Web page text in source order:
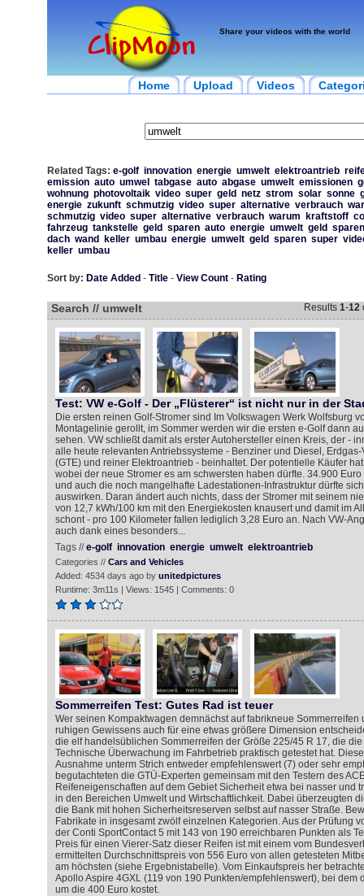
Share your videos with the world
Home Upload Videos
Related Tags: e-golf innovation energie umwelt elektroantrieb
emission auto umwel tabgase auto abgase umwelt emissionen
wohnung photovoltaik video super geld netz strom solar sonne
energie zukunft schmutzig video super alternative verbrauch
schmutzig video super alternative verbrauch warum kraftstoff
fahrzeug tankstelle geld sparen auto energie umwelt geld sparen
dach wand keller umbau energie umwelt geld sparen super
keller umbau
Sort by: Date Added - Title- View Count- Rating
Search // umwelt Results 1-12
Test: VW e-Golf - Der „Flüsterer“ ist nicht nur in der
Die ersten reinen Golf-Stromer sind Im Volkswagen Werk Wolfsburg
Montagelinie gerollt, im Sommer werden wir die ersten e-Golf dann
sehen. VW schließt damit als erster Autohersteller einen Kreis, der -
alle heute relevanten Antriebssysteme - Benziner und Diesel,
(GTE) und reiner Elektroantrieb - beinhaltet. Der potentielle Käufer
wobei der neue Stromer es am schwersten haben dürfte. 34.900
und auch die noch mangelhafte Ladestationen-Infrastruktur dürfte
auswirken. Daran ändert auch nichts, dass der Stromer mit seinem
von 12,7 kWh/100 km mit den Energiekosten knausert und damit im
schont - pro 100 Kilometer fallen lediglich 3,28 Euro an. Nach VW-
auch dank eines besonders...
Tags //e-golf innovation energie umwelt elektroantrieb
Categories // Cars and Vehicles
Added: 4534 days ago by unitedpictures
Runtime: 3m11s | Views: 1545 | Comments: 0
Sommerreifen Test: Gutes Rad ist teuer
Wer seinen Kompaktwagen demnächst auf fabrikneue Sommerreifen
ruhigen Gewissens auch für eine etwas größere Dimension
die elf handelsüblichen Sommerreifen der Größe 225/45 R 17, die die
Technische Überwachung im Fahrbetrieb praktisch getestet hat.
Ausnahme unterm Strich entweder empfehlenswert (7) oder sehr
begutachteten die GTÜ-Experten gemeinsam mit den Testern des
Reifeneigenschaften auf dem Gebiet Sicherheit etwa bei nasser und
in den Bereichen Umwelt und Wirtschaftlichkeit. Dabei überzeugten
die Bank mit hohen Sicherheitsreserven selbst auf nasser Straße.
Fabrikate in insgesamt zwölf einzelnen Kategorien. Aus der Prüfung
der Conti SportContact 5 mit 143 von 190 erreichbaren Punkten als
Preis für einen Vierer-Satz dieser Reifen ist mit einem vom
ermittelten Durchschnittspreis von 556 Euro von allen getesteten
am höchsten (siehe Ergebnistabelle). Vom Einkaufspreis her
Apollo Aspire 4GXL (119 von 190 Punkten/empfehlenswert), bei dem
um die 400 Euro kostet.